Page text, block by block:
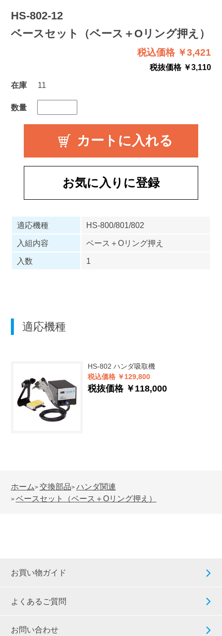
HS-802-12
ベースセット（ベース＋Oリング押え）
税込価格 ￥3,421
税抜価格 ￥3,110
在庫
11
数量
お気に入りに登録
適応機種
HS-800/801/802
入組内容
ベース＋Oリング押え
入数
1
適応機種
HS-802 ハンダ吸取機
税込価格 ￥129,800
税抜価格 ￥118,000
ホーム> 交換部品> ハンダ関連
> ベースセット（ベース＋Oリング押え）
お買い物ガイド
よくあるご質問
お問い合わせ